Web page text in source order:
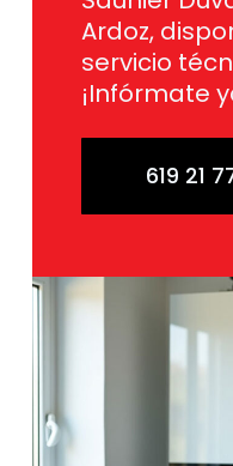
Ardoz,
servicio
¡Infórmate
619 21